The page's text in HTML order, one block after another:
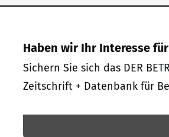
Haben wir Ihr Interesse für
Sichern Sie sich das DER
Zeitschrift + Datenbank für